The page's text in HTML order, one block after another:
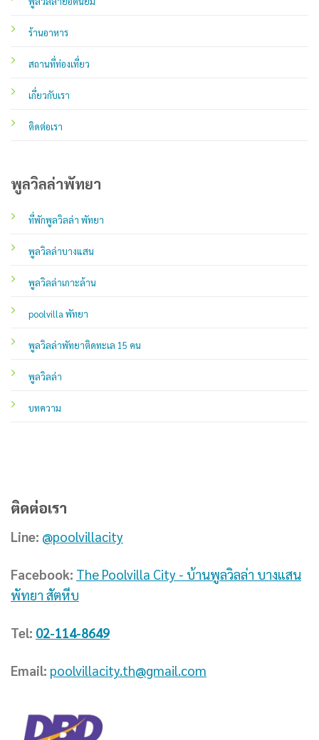
ร้านอาหาร
สถานที่ท่องเที่ยว
เกี่ยวกับเรา
ติดต่อเรา
พูลวิลล่าพัทยา
ที่พักพูลวิลล่า พัทยา
พูลวิลล่าบางแสน
พูลวิลล่าเกาะล้าน
poolvilla พัทยา
พูลวิลล่าพัทยาติดทะเล 15 คน
พูลวิลล่า
บทความ
ติดต่อเรา
Line: @poolvillacity
Facebook: The Poolvilla City - บ้านพูลวิลล่า บางแสน
พัทยา สัตหีบ
Tel: 02-114-8649
Email: poolvillacity.th@gmail.com